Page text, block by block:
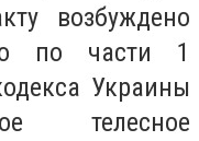
возбуждено
по части 1
Украины
телесное